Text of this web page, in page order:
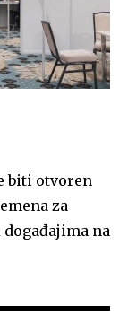
biti otvoren
za
na